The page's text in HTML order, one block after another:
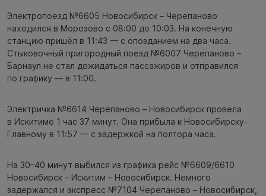
Электропоезд №6605 Новосибирск – Черепаново
находился в Морозово с 08:00 до 10:03. На конечную
станцию пришёл в 11:43 — с опозданием на два часа.
Стыковочный пригородный поезд №6007 Черепаново –
Барнаул не стал дожидаться пассажиров и отправился
по графику — в 11:00.
Электричка №6614 Черепаново – Новосибирск провела
в Искитиме 1 час 37 минут. Она прибыла к Новосибирску-
Главному в 11:57 — с задержкой на полтора часа.
На 30–40 минут выбился из графика рейс №6609/6610
Новосибирск – Искитим – Новосибирск. Немного
задержался и экспресс №7104 Черепаново – Новосибирск,